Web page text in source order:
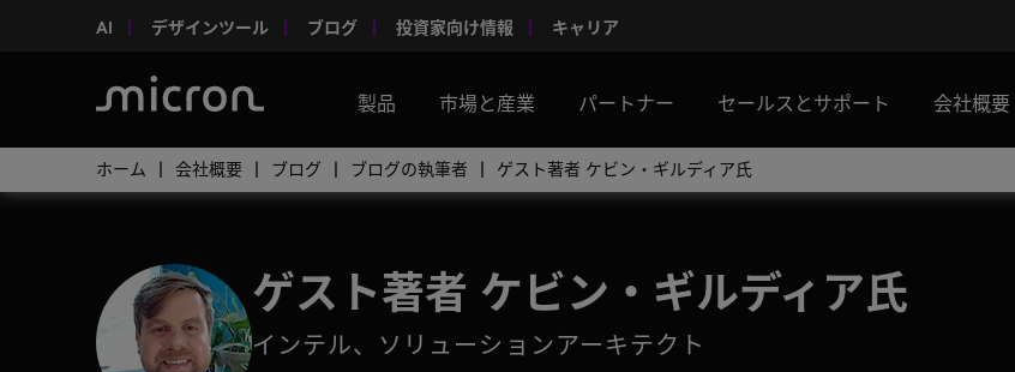
AI デザインツール ブログ 投資家向け情報 キャリア
製品 市場と産業 パートナー セールスとサポート 会社概要
ホーム 会社概要 ブログ ブログの執筆者 ゲスト著者 ケビン・ギルディア氏
ゲスト著者 ケビン・ギルディア氏
インテル、ソリューションアーキテクト